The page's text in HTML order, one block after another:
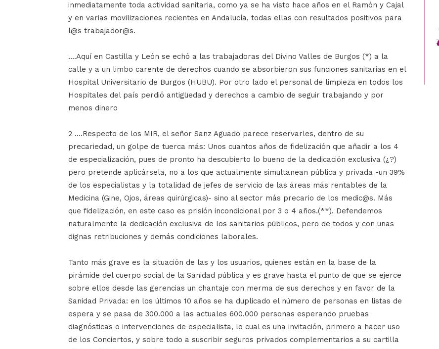
inmediatamente toda actividad sanitaria, como ya se ha visto hace años en el Ramón y Cajal
y en varias movilizaciones recientes en Andalucía, todas ellas con resultados positivos para
l@s trabajador@s.
….Aquí en Castilla y León se echó a las trabajadoras del Divino Valles de Burgos (*) a la
calle y a un limbo carente de derechos cuando se absorbieron sus funciones sanitarias en el
Hospital Universitario de Burgos (HUBU). Por otro lado el personal de limpieza en todos los
Hospitales del país perdió antigüedad y derechos a cambio de seguir trabajando y por
menos dinero
2 ….Respecto de los MIR, el señor Sanz Aguado parece reservarles, dentro de su
precariedad, un golpe de tuerca más: Unos cuantos años de fidelización que añadir a los 4
de especialización, pues de pronto ha descubierto lo bueno de la dedicación exclusiva (¿?)
pero pretende aplicársela, no a los que actualmente simultanean pública y privada -un 39%
de los especialistas y la totalidad de jefes de servicio de las áreas más rentables de la
Medicina (Gine, Ojos, áreas quirúrgicas)- sino al sector más precario de los medic@s. Más
que fidelización, en este caso es prisión incondicional por 3 o 4 años.(**). Defendemos
naturalmente la dedicación exclusiva de los sanitarios públicos, pero de todos y con unas
dignas retribuciones y demás condiciones laborales.
Tanto más grave es la situación de las y los usuarios, quienes están en la base de la
pirámide del cuerpo social de la Sanidad pública y es grave hasta el punto de que se ejerce
sobre ellos desde las gerencias un chantaje con merma de sus derechos y en favor de la
Sanidad Privada: en los últimos 10 años se ha duplicado el número de personas en listas de
espera y se pasa de 300.000 a las actuales 600.000 personas esperando pruebas
diagnósticas o intervenciones de especialista, lo cual es una invitación, primero a hacer uso
de los Conciertos, y sobre todo a suscribir seguros privados complementarios a su cartilla